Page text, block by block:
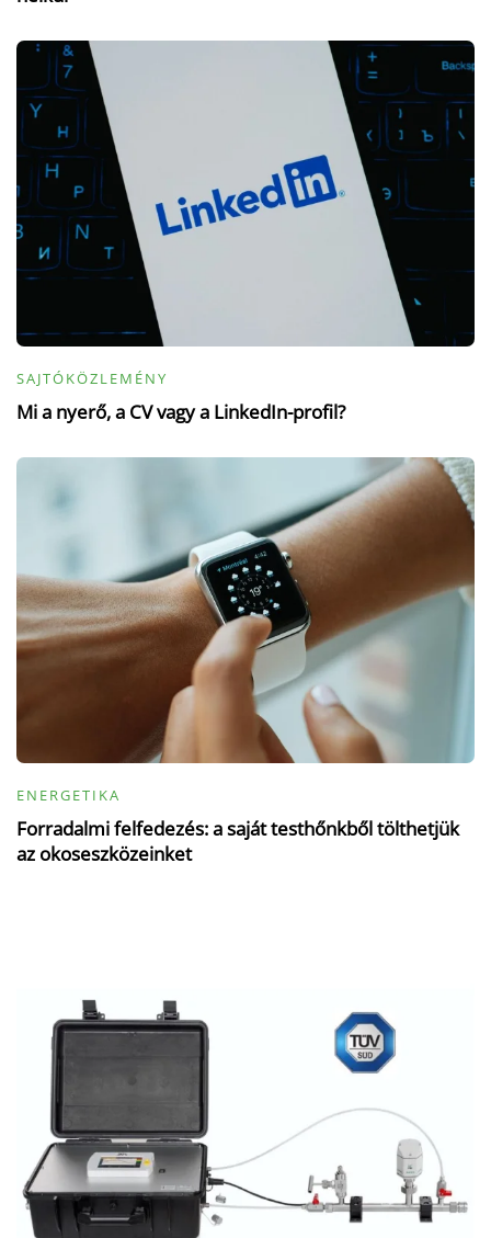
SAJTÓKÖZLEMÉNY
Mi a nyerő, a CV vagy a LinkedIn-profil?
ENERGETIKA
Forradalmi felfedezés: a saját testhőnkből tölthetjük
az okoseszközeinket